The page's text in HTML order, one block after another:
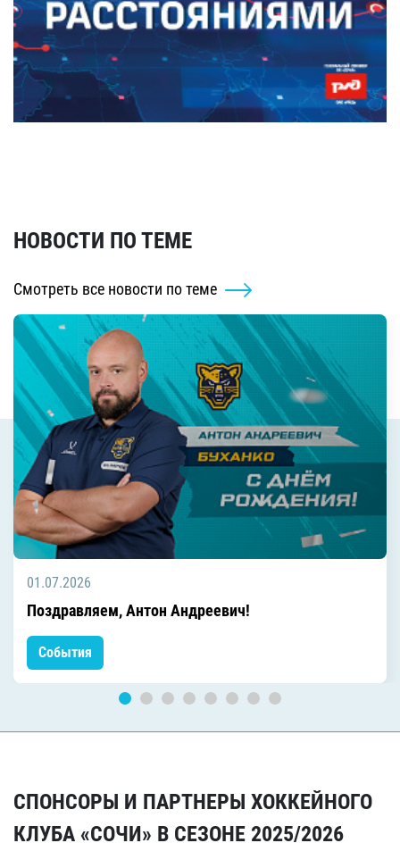
НОВОСТИ ПО ТЕМЕ
Смотреть все новости по теме
01.07.2026
Поздравляем, Антон Андреевич!
События
СПОНСОРЫ И ПАРТНЕРЫ ХОККЕЙНОГО
КЛУБА «СОЧИ» В СЕЗОНЕ 2025/2026